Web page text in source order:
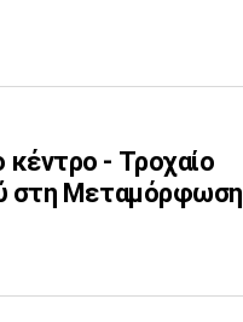
- Τροχαίο
στη Μεταμόρφωση